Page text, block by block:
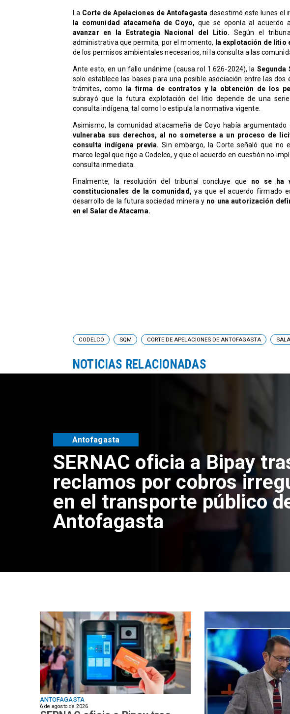
La Corte de Apelaciones de Antofagasta desestimó este lunes el
la comunidad atacameña de Coyo, que se oponía al acuerdo
avanzar en la Estrategia Nacional del Litio. Según el
administrativa que permita, por el momento, la explotación de litio
de los permisos ambientales necesarios, ni la consulta a las
Ante esto, en un fallo unánime (causa rol 1.626-2024), la Segunda
solo establece las bases para una posible asociación entre las
trámites, como la firma de contratos y la obtención de los
subrayó que la futura explotación del litio depende de una
consulta indígena, tal como lo estipula la normativa vigente.
Asimismo, la comunidad atacameña de Coyo había argumentado
vulneraba sus derechos, al no someterse a un proceso de
consulta indígena previa. Sin embargo, la Corte señaló que no
marco legal que rige a Codelco, y que el acuerdo en cuestión no
consulta inmediata.
Finalmente, la resolución del tribunal concluye que no se ha
constitucionales de la comunidad, ya que el acuerdo firmado
desarrollo de la futura sociedad minera y no una autorización
en el Salar de Atacama.
CODELCO SQM CORTE DE APELACIONES DE ANTOFAGASTA
NOTICIAS RELACIONADAS
Retiran tres toneladas de
y vehículos abandonados
sector centro alto de
Antofagasta
Antofagasta
ANTOFAGASTA
6 de agosto de 2026